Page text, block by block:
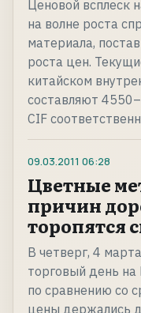
Ценовой всплеск
на волне роста
материала,
роста цен.
китайском
составляют
CIF
09.03.2011 06:28
Цветные
причин
торопятся
В четверг, 4
торговый день
по сравнению со
цены держались